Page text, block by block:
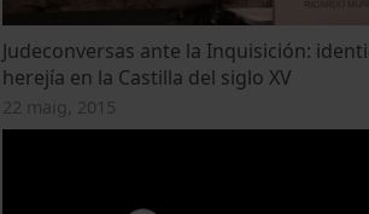
Judeconversas ante la Inquisición:
herejía en la Castilla del siglo XV
22 maig, 2015